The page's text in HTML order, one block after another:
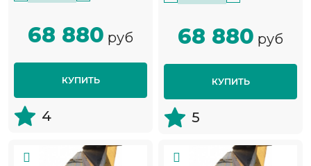
68 880 руб
КУПИТЬ
4
68 880 руб
КУПИТЬ
5